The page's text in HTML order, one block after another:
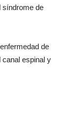
síndrome de
de
canal espinal y